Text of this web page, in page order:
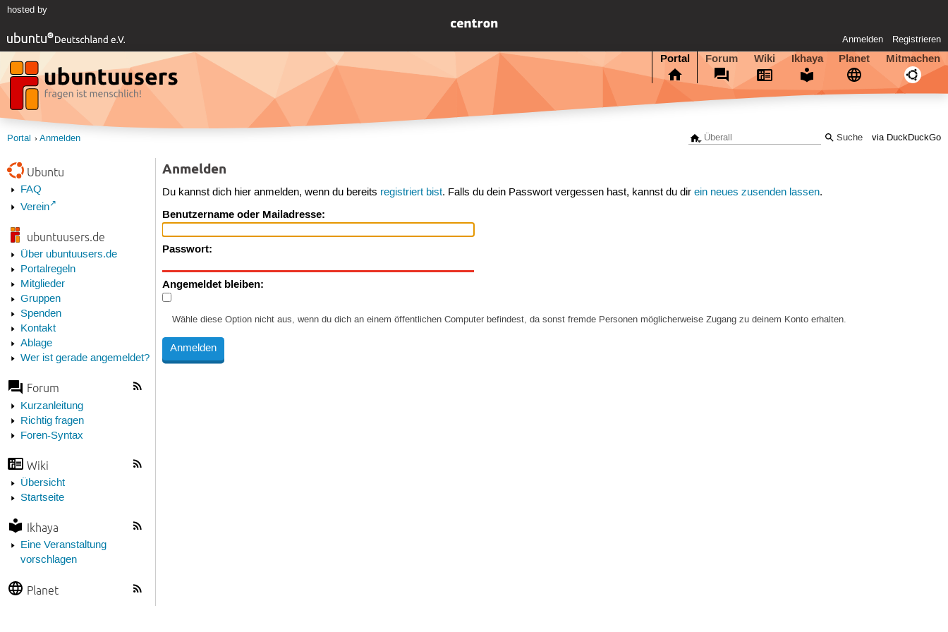
hosted by
Anmelden Registrieren
Portal Forum Wiki Ikhaya Planet Mitmachen
via DuckDuckGo
Portal Anmelden
Ubuntu
FAQ
Verein
ubuntuusers.de
Über ubuntuusers.de
Portalregeln
Mitglieder
Gruppen
Spenden
Kontakt
Ablage
Wer ist gerade angemeldet?
Forum
Kurzanleitung
Richtig fragen
Foren-Syntax
Wiki
Übersicht
Startseite
Ikhaya
Eine Veranstaltung
vorschlagen
Planet
Anmelden
Du kannst dich hier anmelden, wenn du bereits registriert bist. Falls du dein Passwort vergessen hast, kannst du direin neues zusenden lassen.
Benutzername oder Mailadresse:
Passwort:
Angemeldet bleiben:
Wähle diese Option nicht aus, wenn du dich an einem öffentlichen Computer befindest, da sonst fremde Personen möglicherweise Zugang zu deinem Konto erhalten.